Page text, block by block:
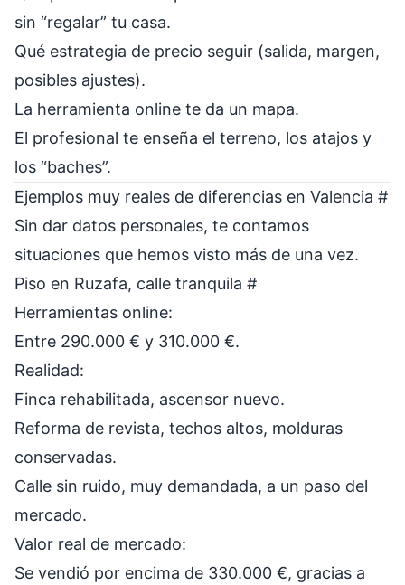
sin “regalar” tu casa.
Qué estrategia de precio seguir (salida, margen,
posibles ajustes).
La herramienta online te da un mapa.
El profesional te enseña el terreno, los atajos y
los “baches”.
Ejemplos muy reales de diferencias en Valencia #
Sin dar datos personales, te contamos
situaciones que hemos visto más de una vez.
Piso en Ruzafa, calle tranquila #
Herramientas online:
Entre 290.000 € y 310.000 €.
Realidad:
Finca rehabilitada, ascensor nuevo.
Reforma de revista, techos altos, molduras
conservadas.
Calle sin ruido, muy demandada, a un paso del
mercado.
Valor real de mercado:
Se vendió por encima de 330.000 €, gracias a